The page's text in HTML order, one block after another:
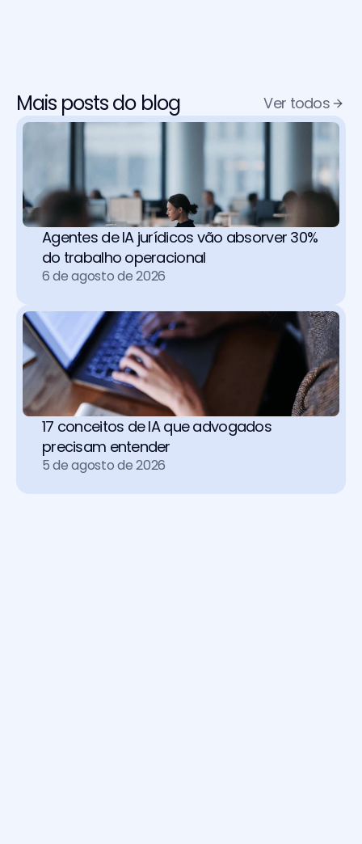
Mais posts do blog Ver todos
Agentes de IA jurídicos vão absorver 30%
do trabalho operacional
6 de agosto de 2026
17 conceitos de IA que advogados
precisam entender
5 de agosto de 2026